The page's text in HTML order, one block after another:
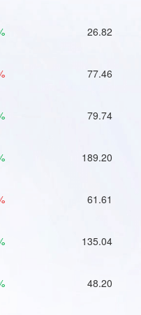
26.82
77.46
79.74
189.20
61.61
135.04
48.20